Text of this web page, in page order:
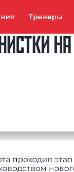
Тренеры
проходил